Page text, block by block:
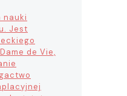
nauki
Jest
de Vie,